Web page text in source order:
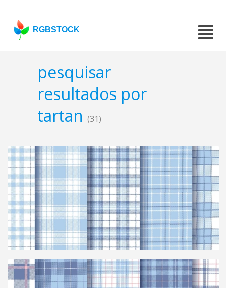
RGBSTOCK
pesquisar
resultados por
tartan (31)